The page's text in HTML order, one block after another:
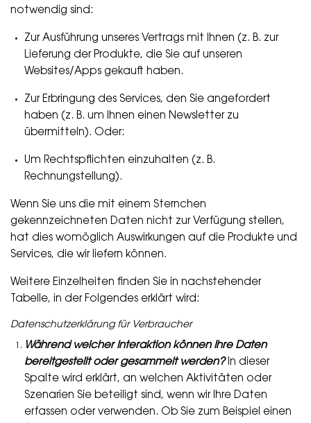
notwendig sind:
Zur Ausführung unseres Vertrags mit Ihnen (z. B. zur
Lieferung der Produkte, die Sie auf unseren
Websites/Apps gekauft haben.
Zur Erbringung des Services, den Sie angefordert
haben (z. B. um Ihnen einen Newsletter zu
übermitteln). Oder:
Um Rechtspflichten einzuhalten (z. B.
Rechnungstellung).
Wenn Sie uns die mit einem Sternchen
gekennzeichneten Daten nicht zur Verfügung stellen,
hat dies womöglich Auswirkungen auf die Produkte und
Services, die wir liefern können.
Weitere Einzelheiten finden Sie in nachstehender
Tabelle, in der Folgendes erklärt wird:
Datenschutzerklärung für Verbraucher
Während welcher Interaktion können Ihre Daten
bereitgestellt oder gesammelt werden?In dieser
Spalte wird erklärt, an welchen Aktivitäten oder
Szenarien Sie beteiligt sind, wenn wir Ihre Daten
erfassen oder verwenden. Ob Sie zum Beispiel einen